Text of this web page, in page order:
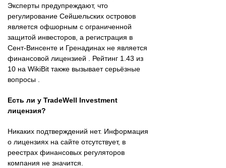
Эксперты предупреждают, что
регулирование Сейшельских островов
является офшорным с ограниченной
защитой инвесторов, а регистрация в
Сент-Винсенте и Гренадинах не является
финансовой лицензией . Рейтинг 1.43 из
10 на WikiBit также вызывает серьёзные
вопросы .
Есть ли у TradeWell Investment
лицензия?
Никаких подтверждений нет. Информация
о лицензиях на сайте отсутствует, в
реестрах финансовых регуляторов
компания не значится.